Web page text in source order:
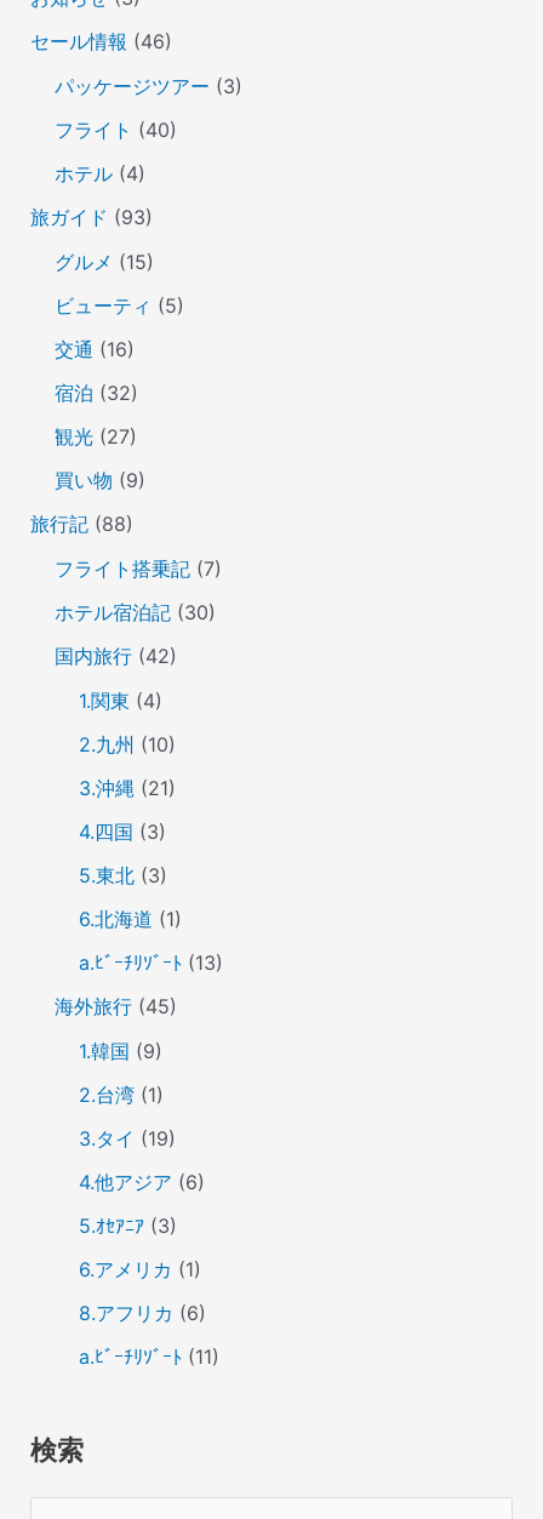
セール情報 (46)
パッケージツアー (3)
フライト (40)
ホテル(4)
旅ガイド (93)
グルメ (15)
ビューティ (5)
交通 (16)
宿泊 (32)
観光(27)
買い物 (9)
旅行記(88)
フライト搭乗記(7)
ホテル宿泊記(30)
国内旅行(42)
1.関東 (4)
2.九州 (10)
3.沖縄(21)
4.四国 (3)
5.東北(3)
6.北海道 (1)
a.ﾋﾞｰﾁﾘｿﾞｰﾄ (13)
海外旅行(45)
1.韓国 (9)
2.台湾(1)
3.タイ (19)
4.他アジア (6)
5.ｵｾｱﾆｱ(3)
6.アメリカ (1)
8.アフリカ (6)
a.ﾋﾞｰﾁﾘｿﾞｰﾄ (11)
検索